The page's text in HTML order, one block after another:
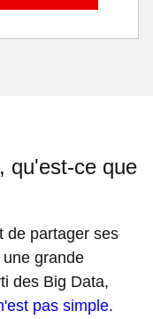
qu'est-ce que
de partager ses
grande
des Big Data,
pas simple.